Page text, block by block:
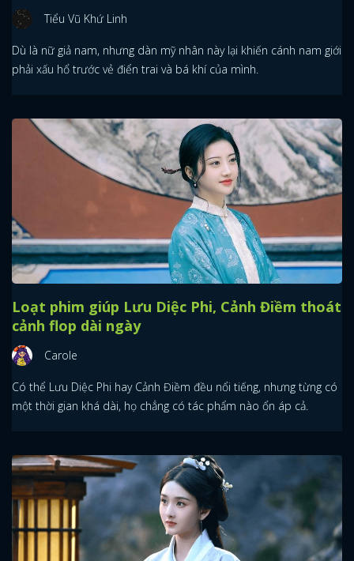
Tiểu Vũ Khứ Linh
Dù là nữ giả nam, nhưng dàn mỹ nhân này lại khiến cánh nam giới
phải xấu hổ trước vẻ điển trai và bá khí của mình.
Loạt phim giúp Lưu Diệc Phi, Cảnh Điềm thoát
cảnh flop dài ngày
Carole
Có thể Lưu Diệc Phi hay Cảnh Điềm đều nổi tiếng, nhưng từng có
một thời gian khá dài, họ chẳng có tác phẩm nào ổn áp cả.